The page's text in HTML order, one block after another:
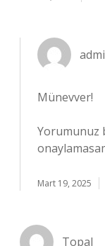
Münevver!
Yorumunuz
Mart 19, 2025
Topal